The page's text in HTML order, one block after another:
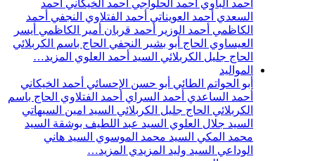
أحمد الباوي أحمد الحلواجي أحمد الخيكاني أحمد
السعدي أحمد العويناتي أحمد الفتلاوي النجفي أحمد
الكاظمي أحمد الوزير أحمد قربان أمير الكاظمي أيسر
العيساوي الحاج أبو بشير النجفي الحاج باسم الكربلائي
الحاج جليل الكربلائي السيد أحمد العلوي المزيد…
المواليد
أبو الحواتم الطائي أبو حسن الإحسائي أحمد الخيكاني
أحمد الساعدي أحمد السراي أحمد الفتلاوي الحاج باسم
الكربلائي الحاج جليل الكربلائي السيد امين السيهاتي
السيد جلال العلوي السيد عبد اللطيف بوشقة السيد
محمد المكي السيد محمد الموسوي السيد هاني
الوداعي السيد وليد المزيدي المزيد…